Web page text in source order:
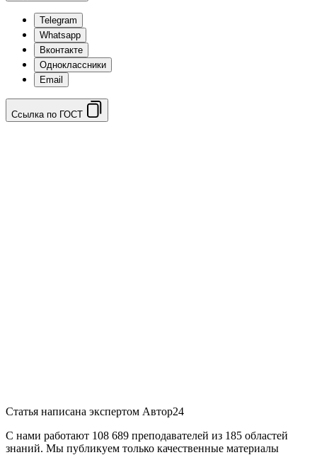
Telegram
Whatsapp
Вконтакте
Одноклассники
Email
Ссылка по ГОСТ
Статья написана экспертом Автор24
С нами работают 108 689 преподавателей из 185 областей
знаний. Мы публикуем только качественные материалы